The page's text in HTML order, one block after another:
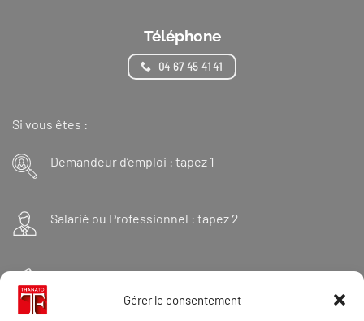
Gérer le consentement
Téléphone
04 67 45 41 41
Si vous êtes :
Demandeur d’emploi : tapez 1
Salarié ou Professionnel : tapez 2
Financeur : tapez 3